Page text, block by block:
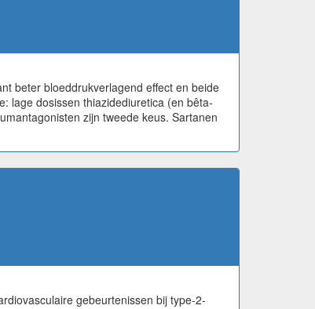
beter bloeddrukverlagend effect en beide
lage dosissen thiazidediuretica (en bêta-
zijn tweede keus. Sartanen
gebeurtenissen bij type-2-